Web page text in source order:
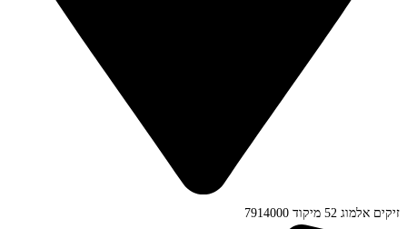
זיקים אלמוג 52 מיקוד 7914000